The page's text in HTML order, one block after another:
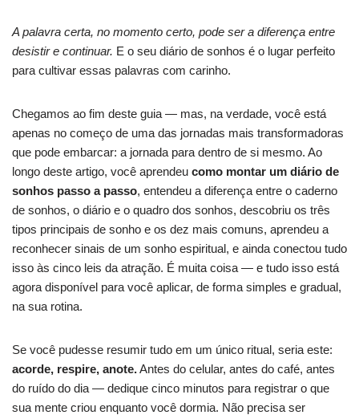
A palavra certa, no momento certo, pode ser a diferença entre
desistir e continuar. E o seu diário de sonhos é o lugar perfeito
para cultivar essas palavras com carinho.
Chegamos ao fim deste guia — mas, na verdade, você está
apenas no começo de uma das jornadas mais transformadoras
que pode embarcar: a jornada para dentro de si mesmo. Ao
longo deste artigo, você aprendeu como montar um diário de
sonhos passo a passo, entendeu a diferença entre o caderno
de sonhos, o diário e o quadro dos sonhos, descobriu os três
tipos principais de sonho e os dez mais comuns, aprendeu a
reconhecer sinais de um sonho espiritual, e ainda conectou tudo
isso às cinco leis da atração. É muita coisa — e tudo isso está
agora disponível para você aplicar, de forma simples e gradual,
na sua rotina.
Se você pudesse resumir tudo em um único ritual, seria este:
acorde, respire, anote.Antes do celular, antes do café, antes
do ruído do dia — dedique cinco minutos para registrar o que
sua mente criou enquanto você dormia. Não precisa ser